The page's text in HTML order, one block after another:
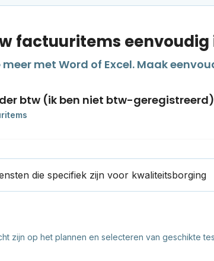
factuuritems
meer met Word of Excel. Maak
btw (ik ben niet btw-geregistreerd)
die specifiek zijn voor kwaliteitsborging
zijn op het plannen en selecteren van geschikte